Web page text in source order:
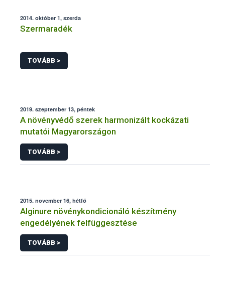
2014. október 1, szerda
Szermaradék
TOVÁBB >
2019. szeptember 13, péntek
A növényvédő szerek harmonizált kockázati
mutatói Magyarországon
TOVÁBB >
2015. november 16, hétfő
Alginure növénykondicionáló készítmény
engedélyének felfüggesztése
TOVÁBB >